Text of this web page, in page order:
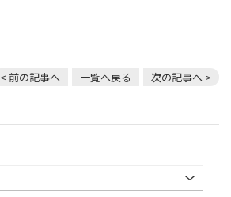
< 前の記事へ 一覧へ戻る 次の記事へ >